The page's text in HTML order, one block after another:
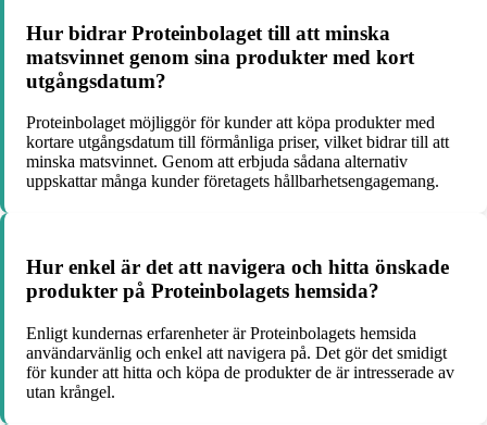
Hur bidrar Proteinbolaget till att minska
matsvinnet genom sina produkter med kort
utgångsdatum?
Proteinbolaget möjliggör för kunder att köpa produkter med
kortare utgångsdatum till förmånliga priser, vilket bidrar till att
minska matsvinnet. Genom att erbjuda sådana alternativ
uppskattar många kunder företagets hållbarhetsengagemang.
Hur enkel är det att navigera och hitta önskade
produkter på Proteinbolagets hemsida?
Enligt kundernas erfarenheter är Proteinbolagets hemsida
användarvänlig och enkel att navigera på. Det gör det smidigt
för kunder att hitta och köpa de produkter de är intresserade av
utan krångel.